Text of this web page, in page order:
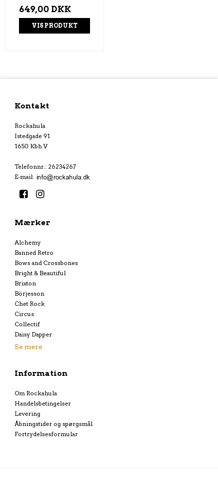
649,00 DKK
VIS PRODUKT
Kontakt
Rockahula
Istedgade 91
1650 Kbh V
Telefonnr.: 26234267
E-mail:
Mærker
Alchemy
Banned Retro
Bows and Crossbones
Bright & Beautiful
Brixton
Börjesson
Chet Rock
Circus
Collectif
Daisy Dapper
Se mere
Information
Om Rockahula
Handelsbetingelser
Levering
Åbningstider og spørgsmål
Fortrydelsesformular